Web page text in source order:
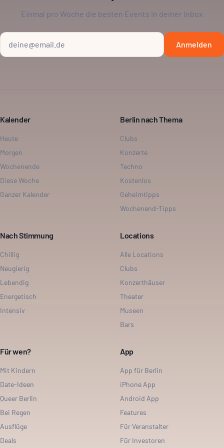
Einmal pro Woche die besten Events in deiner Inbox
Anmelden
Kalender
Heute
Morgen
Wochenende
Diese Woche
Ganzer Kalender
Berlin nach Thema
Clubs
Konzerte
Techno
Kostenlos
Geheimtipps
Wochenend-Tipps
Nach Stimmung
Chillig
Neugierig
Lebendig
Energetisch
Intensiv
Locations
Alle Locations
Clubs
Konzerthäuser
Theater
Museen
Bars
Für wen?
Mit Kindern
Date-Ideen
Queer Berlin
Bei Regen
Ausflüge
Deals
App
App für Berlin
iPhone App
Android App
Features
Für Veranstalter
Für Investoren